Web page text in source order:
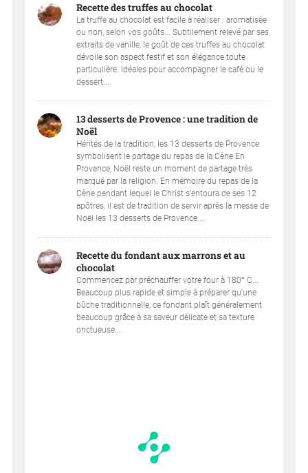
Recette des truffes au chocolat
La truffe au chocolat est facile à réaliser : aromatisée
ou non, selon vos goûts... Subtilement relevé par ses
extraits de vanille, le goût de ces truffes au chocolat
dévoile son aspect festif et son élégance toute
particulière. Idéales pour accompagner le café ou le
dessert....
13 desserts de Provence : une tradition de
Noël
Hérités de la tradition, les 13 desserts de Provence
symbolisent le partage du repas de la Cène En
Provence, Noël reste un moment de partage très
marqué par la religion. En mémoire du repas de la
Cène pendant lequel le Christ s'entoura de ses 12
apôtres, il est de tradition de servir après la messe de
Noël les 13 desserts de Provence....
Recette du fondant aux marrons et au
chocolat
Commencez par préchauffer votre four à 180° C...
Beaucoup plus rapide et simple à préparer qu'une
bûche traditionnelle, ce fondant plaît généralement
beaucoup grâce à sa saveur délicate et sa texture
onctueuse....